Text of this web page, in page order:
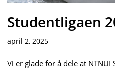
Studentligaen
april 2, 2025
Vi er glade for å dele at NTNUI